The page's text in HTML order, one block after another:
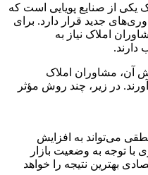
یکی از صنایع پویایی است که
جدید قرار دارد. برای
املاک نیاز به
دارند.
آن، مشاوران املاک
در زیر، چند روش مؤثر
می‌تواند به افزایش
توجه به وضعیت بازار
بهترین نتیجه را خواهد